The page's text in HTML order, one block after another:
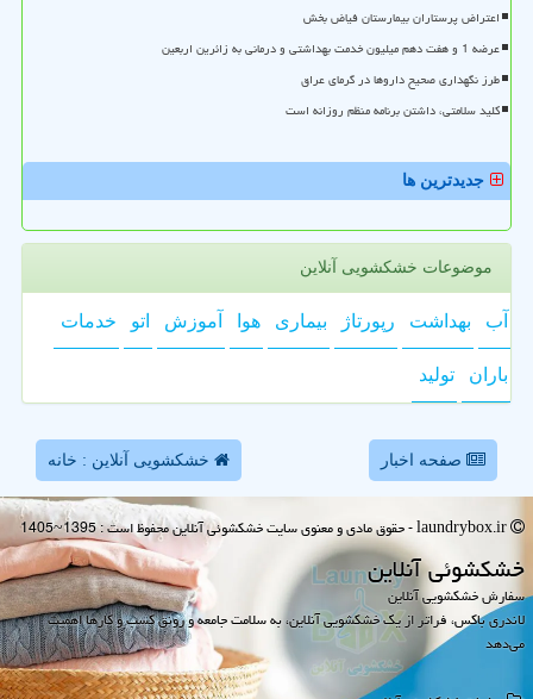
اعتراض پرستاران بیمارستان فیاض بخش
عرضه 1 و هفت دهم میلیون خدمت بهداشتی و درمانی به زائرین اربعین
طرز نگهداری صحیح داروها در گرمای عراق
کلید سلامتی، داشتن برنامه منظم روزانه است
جدیدترین ها
موضوعات خشکشویی آنلاین
آب بهداشت رپورتاژ بیماری هوا آموزش اتو خدمات
باران تولید
صفحه اخبار خشکشویی آنلاین : خانه
خشكشوئی آنلاین
سفارش خشکشویی آنلاین
لاندری باکس، فراتر از یک خشکشویی آنلاین، به سلامت جامعه و رونق کسب و کارها اهمیت
می‌دهد